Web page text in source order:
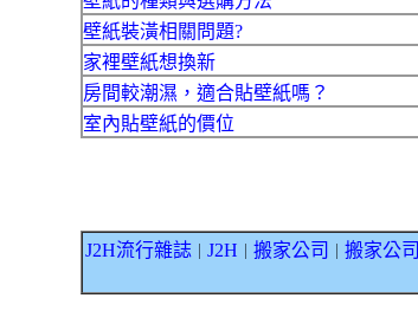
壁紙裝潢相關問題?
家裡壁紙想換新
房間較潮濕，適合貼壁紙嗎？
室內貼壁紙的價位
J2H流行雜誌｜ J2H 搬家公司 搬家公司